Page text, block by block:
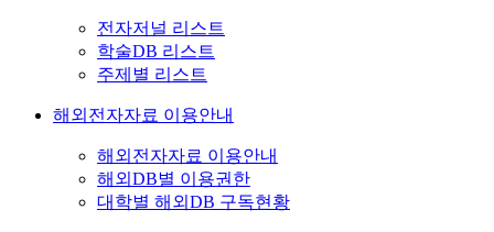
전자저널 리스트
학술DB 리스트
주제별 리스트
해외전자자료 이용안내
해외전자자료 이용안내
해외DB별 이용권한
대학별 해외DB 구독현황